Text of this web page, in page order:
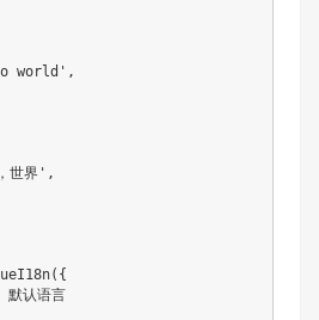
world' ,
世界' ,
( {
认语言